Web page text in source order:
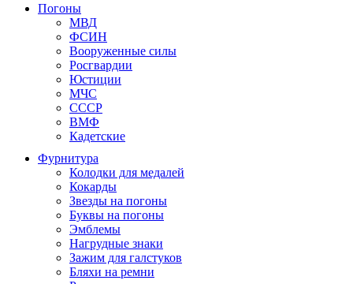
Погоны
МВД
ФСИН
Вооруженные силы
Росгвардии
Юстиции
МЧС
СССР
ВМФ
Кадетские
Фурнитура
Колодки для медалей
Кокарды
Звезды на погоны
Буквы на погоны
Эмблемы
Нагрудные знаки
Зажим для галстуков
Бляхи на ремни